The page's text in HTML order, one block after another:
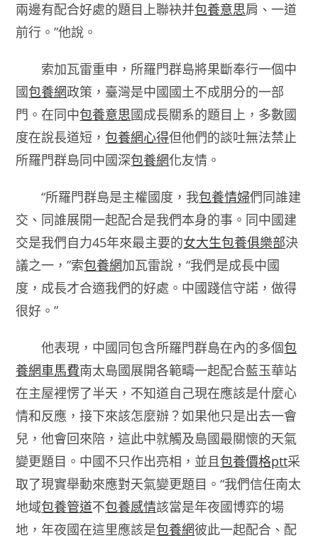
兩邊有配合好處的題目上聯袂并包養意思肩、一道
前行。”他說。
索加瓦雷重申，所羅門群島將果斷奉行一個中
國包養網政策，臺灣是中國國土不成朋分的一部
門。在同中包養意思國成長關系的題目上，多數國
度在說長道短，包養網心得但他們的談吐無法禁止
所羅門群島同中國深包養網化友情。
“所羅門群島是主權國度，我包養情婦們同誰建
交、同誰展開一起配合是我們本身的事。同中國建
交是我們自力45年來最主要的女大生包養俱樂部決
議之一，”索包養網加瓦雷說，“我們是成長中國
度，成長才合適我們的好處。中國踐信守諾，做得
很好。”
他表現，中國同包含所羅門群島在內的多個包
養網車馬費南太島國展開各範疇一起配合藍玉華站
在主屋裡愣了半天，不知道自己現在應該是什麼心
情和反應，接下來該怎麼辦？如果他只是出去一會
兒，他會回來陪，這此中就觸及島國最關懷的天氣
變更題目。中國不只作出亮相，並且包養價格ptt采
取了現實舉動來應對天氣變更題目。“我們信任南太
地域包養管道不包養感情該當是年夜國博弈的場
地，年夜國在這里應該是包養網彼此一起配合、配